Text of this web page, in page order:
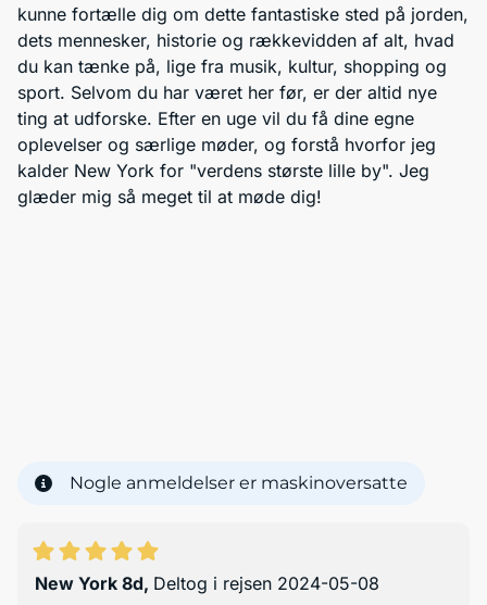
kunne fortælle dig om dette fantastiske sted på jorden,
dets mennesker, historie og rækkevidden af alt, hvad
du kan tænke på, lige fra musik, kultur, shopping og
sport. Selvom du har været her før, er der altid nye
ting at udforske. Efter en uge vil du få dine egne
oplevelser og særlige møder, og forstå hvorfor jeg
kalder New York for "verdens største lille by". Jeg
glæder mig så meget til at møde dig!
Nogle anmeldelser er maskinoversatte
New York 8d, Deltog i rejsen 2024-05-08